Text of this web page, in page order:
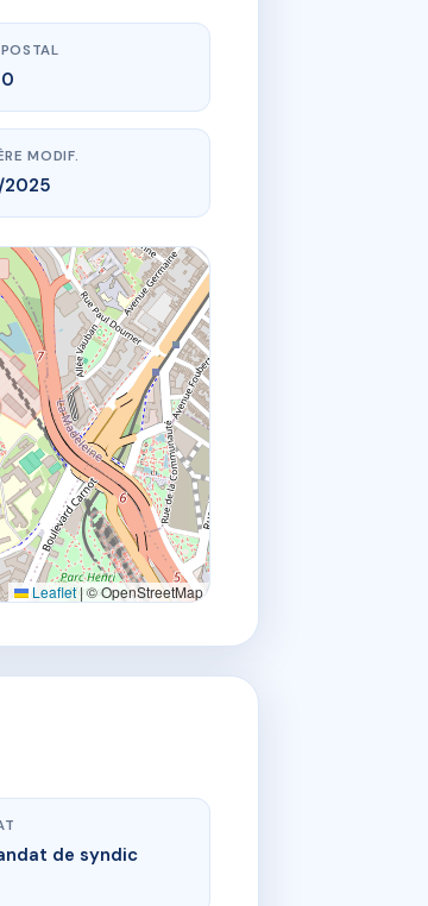
MODIF.
2025
Leaflet|© OpenStreetMap
de syndic